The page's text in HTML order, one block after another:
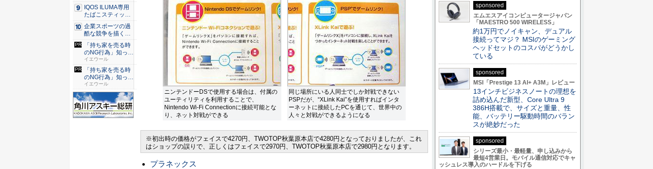
ニンテンドーDSで使用する場合は、付属の
ユーティリティを利用することで、
Nintendo Wi-Fi Connectionに接続可能とな
り、ネット対戦ができる
同じ場所にいる人同士でしか対戦できない
PSPだが、“XLink Kai”を使用すればインタ
ーネットに接続したPCを通じて、世界中の
人々と対戦ができるようになる
※初出時の価格がフェイスで4270円、TWOTOP秋葉原本店で4280円となっておりましたが、これ
はショップの誤りで、正しくはフェイスで2970円、TWOTOP秋葉原本店で2980円となります。
プラネックス
IQOS ILUMA専用
たばこスティッ
ク...
企業スポーツの過
酷な競争を描く『J
JM ...
「持ち家を売る時
のNG行為」知って
るだけ...
イエウール
「持ち家を売る時
のNG行為」知って
るだけ...
イエウール
sponsored
エムエスアイコンピュータージャパン
「MAESTRO 500 WIRELESS」
約1万円でノイキャン、デュアル
接続ってマジ？ MSIのゲーミング
ヘッドセットのコスパがどうかし
ている
sponsored
MSI「Prestige 13 AI+ A3M」レビュー
13インチビジネスノートの理想を
詰め込んだ新型、Core Ultra 9
386H搭載で、サイズと重量、性
能、バッテリー駆動時間のバラン
スが絶妙だった
sponsored
シリーズ最小・最軽量、申し込みから
最短4営業日。モバイル通信対応でキャ
ッシュレス導入のハードルを下げる